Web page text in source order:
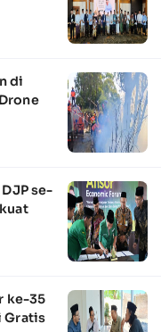
di
se-
ke-35
Gratis